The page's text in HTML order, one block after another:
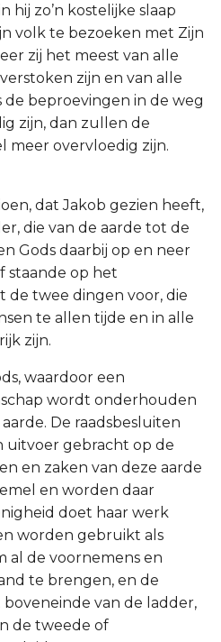
hij zo’n kostelijke slaap
volk te bezoeken met Zijn
zij het meest van alle
zijn en van alle
de beproevingen in de weg
zijn, dan zullen de
meer overvloedig zijn.
dat Jakob gezien heeft,
die van de aarde tot de
Gods daarbij op en neer
staande op het
de twee dingen voor, die
te allen tijde en in alle
zijn.
waardoor een
wordt onderhouden
De raadsbesluiten
uitvoer gebracht op de
en zaken van deze aarde
en worden daar
doet haar werk
worden gebruikt als
al de voornemens en
te brengen, en de
boveneinde van de ladder,
de tweede of